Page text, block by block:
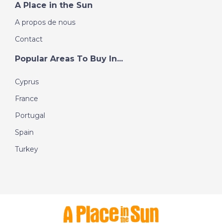
A Place in the Sun
A propos de nous
Contact
Popular Areas To Buy In...
Cyprus
France
Portugal
Spain
Turkey